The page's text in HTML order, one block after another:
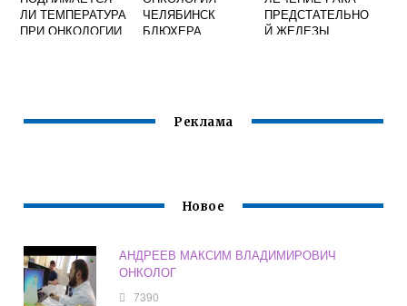
ЛИ ТЕМПЕРАТУРА
ПРИ ОНКОЛОГИИ
ЧЕЛЯБИНСК
БЛЮХЕРА
ПРЕДСТАТЕЛЬНО
Й ЖЕЛЕЗЫ
Реклама
Новое
АНДРЕЕВ МАКСИМ ВЛАДИМИРОВИЧ
ОНКОЛОГ
7390